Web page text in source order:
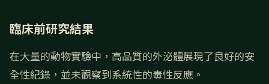
臨床前研究結果
在大量的動物實驗中，高品質的外泌體展現了良好的安
全性紀錄，並未觀察到系統性的毒性反應。